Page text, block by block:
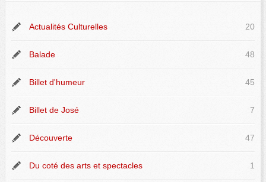
Actualités Culturelles 20
Balade 48
Billet d'humeur 45
Billet de José 7
Découverte 47
Du coté des arts et spectacles 1